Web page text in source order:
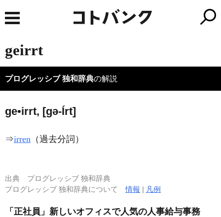
geirrt
プログレッシブ 独和辞典の解説
ge•irrt, [ɡə-Írt]
⇒irren （過去分詞）
出典 プログレッシブ 独和辞典
プログレッシブ 独和辞典について情報 | 凡例
「正社員」新しいオフィスで人気の人事給与事務